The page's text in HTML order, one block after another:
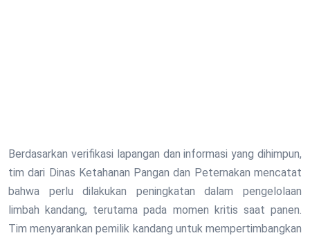
Berdasarkan verifikasi lapangan dan informasi yang dihimpun,
tim dari Dinas Ketahanan Pangan dan Peternakan mencatat
bahwa perlu dilakukan peningkatan dalam pengelolaan
limbah kandang, terutama pada momen kritis saat panen.
Tim menyarankan pemilik kandang untuk mempertimbangkan